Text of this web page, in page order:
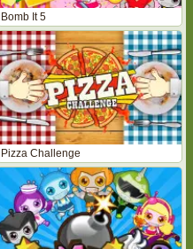
Bomb It 5
Pizza Challenge